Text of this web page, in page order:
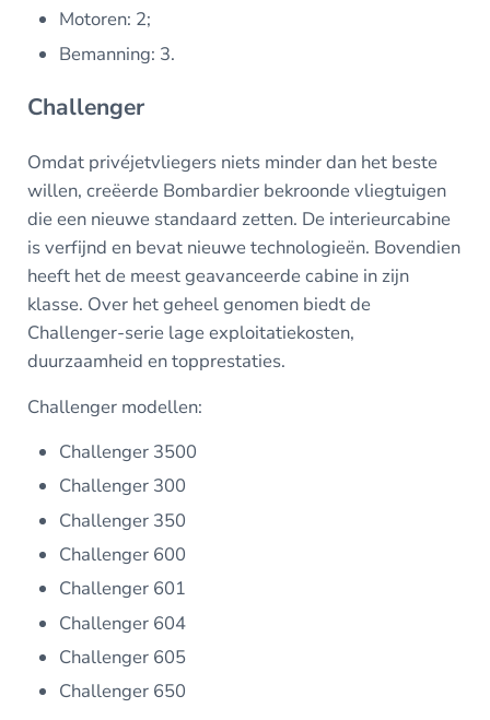
Motoren: 2;
Bemanning: 3.
Challenger
Omdat privéjetvliegers niets minder dan het beste
willen, creëerde Bombardier bekroonde vliegtuigen
die een nieuwe standaard zetten. De interieurcabine
is verfijnd en bevat nieuwe technologieën. Bovendien
heeft het de meest geavanceerde cabine in zijn
klasse. Over het geheel genomen biedt de
Challenger-serie lage exploitatiekosten,
duurzaamheid en topprestaties.
Challenger modellen:
Challenger 3500
Challenger 300
Challenger 350
Challenger 600
Challenger 601
Challenger 604
Challenger 605
Challenger 650